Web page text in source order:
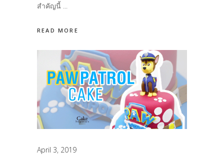
สำคัญนี้
READ MORE
April 3, 2019